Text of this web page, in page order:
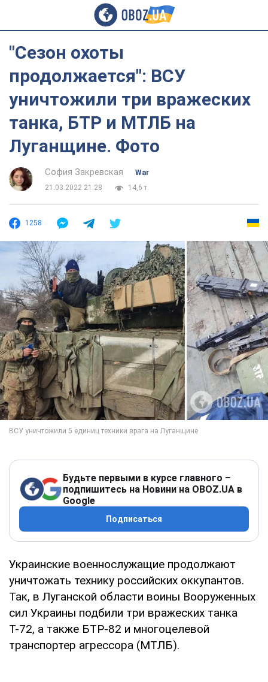
"Сезон охоты
продолжается": ВСУ
уничтожили три вражеских
танка, БТР и МТЛБ на
Луганщине. Фото
София Закревская
War
21.03.2022 21:28
14,6 т.
1258
Будьте первыми в курсе главного –
подпишитесь на Новини на OBOZ.UA в
Google
Подписаться
Украинские военнослужащие продолжают
уничтожать технику российских оккупантов.
Так, в Луганской области воины Вооруженных
сил Украины подбили три вражеских танка
Т-72, а также БТР-82 и многоцелевой
транспортер агрессора (МТЛБ).